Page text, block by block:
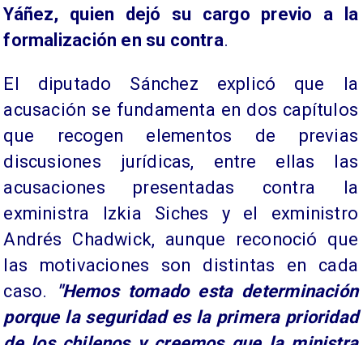
Yáñez, quien dejó su cargo previo a la
formalización en su contra.
El diputado Sánchez explicó que la
acusación se fundamenta en dos capítulos
que recogen elementos de previas
discusiones jurídicas, entre ellas las
acusaciones presentadas contra la
exministra Izkia Siches y el exministro
Andrés Chadwick, aunque reconoció que
las motivaciones son distintas en cada
caso.
"Hemos tomado esta determinación
porque la seguridad es la primera prioridad